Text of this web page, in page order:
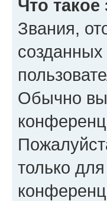
Что такое
Звания,
Обычно вы
только